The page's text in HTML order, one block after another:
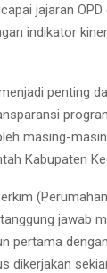
jajaran
indikator
penting
masing-
Kabupaten
jawab
pertama
dikerjakan